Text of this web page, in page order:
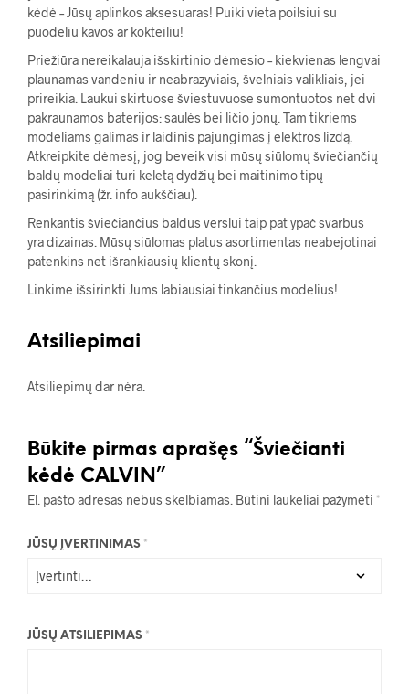
kėdė – Jūsų aplinkos aksesuaras! Puiki vieta poilsiui su
puodeliu kavos ar kokteiliu!
Priežiūra nereikalauja išskirtinio dėmesio – kiekvienas lengvai
plaunamas vandeniu ir neabrazyviais, švelniais valikliais, jei
prireikia. Laukui skirtuose šviestuvuose sumontuotos net dvi
pakraunamos baterijos: saulės bei ličio jonų. Tam tikriems
modeliams galimas ir laidinis pajungimas į elektros lizdą.
Atkreipkite dėmesį, jog beveik visi mūsų siūlomų šviečiančių
baldų modeliai turi keletą dydžių bei maitinimo tipų
pasirinkimą (žr. info aukščiau).
Renkantis šviečiančius baldus verslui taip pat ypač svarbus
yra dizainas. Mūsų siūlomas platus asortimentas neabejotinai
patenkins net išrankiausių klientų skonį.
Linkime išsirinkti Jums labiausiai tinkančius modelius!
Atsiliepimai
Atsiliepimų dar nėra.
Būkite pirmas aprašęs “Šviečianti
kėdė CALVIN”
El. pašto adresas nebus skelbiamas. Būtini laukeliai pažymėti *
JŪSŲ ĮVERTINIMAS *
JŪSŲ ATSILIEPIMAS *